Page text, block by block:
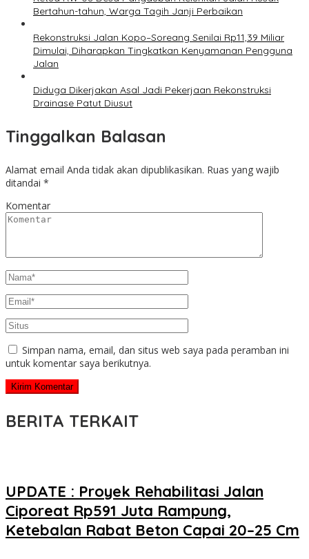
Bertahun-tahun, Warga Tagih Janji Perbaikan
Rekonstruksi Jalan Kopo–Soreang Senilai Rp11,39 Miliar
Dimulai, Diharapkan Tingkatkan Kenyamanan Pengguna
Jalan
Diduga Dikerjakan Asal Jadi Pekerjaan Rekonstruksi
Drainase Patut Diusut
Tinggalkan Balasan
Alamat email Anda tidak akan dipublikasikan. Ruas yang wajib
ditandai *
Komentar
Simpan nama, email, dan situs web saya pada peramban ini
untuk komentar saya berikutnya.
BERITA TERKAIT
UPDATE : Proyek Rehabilitasi Jalan
Ciporeat Rp591 Juta Rampung,
Ketebalan Rabat Beton Capai 20–25 Cm